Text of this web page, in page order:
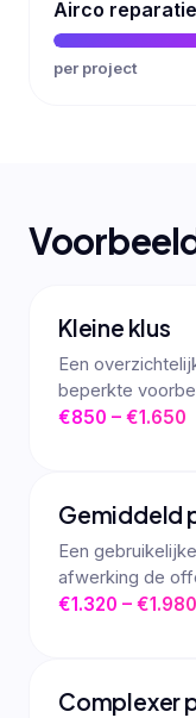
Airco reparatie
per project
Kleine klus
Een
beperkte
€850 – €1.650
Gemiddeld
Een
afwerking de
€1.320 – €1.980
Complexer